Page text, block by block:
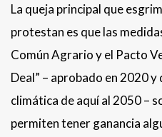
La queja principal que
protestan es que las
Común Agrario y el Pacto
Deal” – aprobado en 2020
climática de aquí al 2050 –
permiten tener ganancia